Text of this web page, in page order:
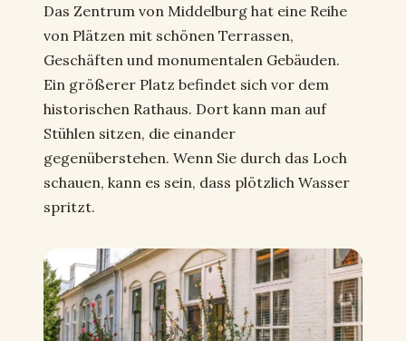
Das Zentrum von Middelburg hat eine Reihe
von Plätzen mit schönen Terrassen,
Geschäften und monumentalen Gebäuden.
Ein größerer Platz befindet sich vor dem
historischen Rathaus. Dort kann man auf
Stühlen sitzen, die einander
gegenüberstehen. Wenn Sie durch das Loch
schauen, kann es sein, dass plötzlich Wasser
spritzt.